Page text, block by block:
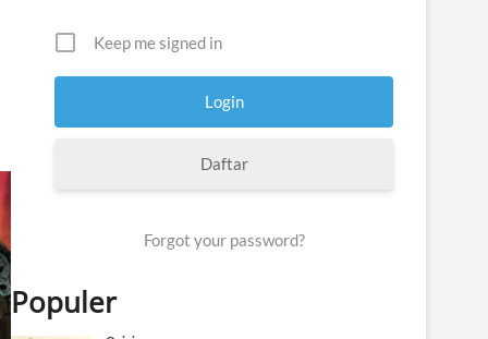
Keep me signed in
Daftar
Forgot your password?
Populer